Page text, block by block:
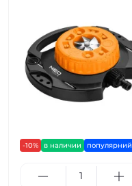
-10% в наличии популярний